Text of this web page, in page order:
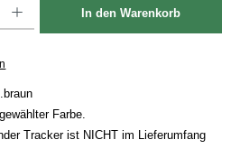
In den Warenkorb
Farbe.
Tracker ist NICHT im Lieferumfang